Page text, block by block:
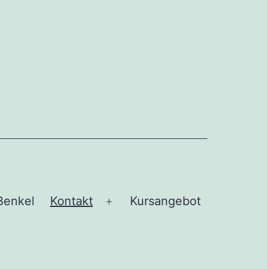
Kontakt
Open
Kursangebot